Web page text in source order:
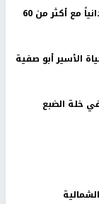
نادي الأسير: الاحتلال يعتقل ويحقق ميدانياً مع أكثر من 60
الأسير أبو صفية
ومنشآت في خلة الضبع